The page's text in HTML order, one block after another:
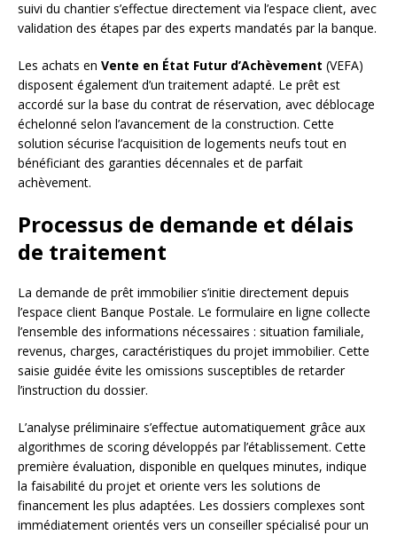
suivi du chantier s’effectue directement via l’espace client, avec
validation des étapes par des experts mandatés par la banque.
Les achats en Vente en État Futur d’Achèvement (VEFA)
disposent également d’un traitement adapté. Le prêt est
accordé sur la base du contrat de réservation, avec déblocage
échelonné selon l’avancement de la construction. Cette
solution sécurise l’acquisition de logements neufs tout en
bénéficiant des garanties décennales et de parfait
achèvement.
Processus de demande et délais
de traitement
La demande de prêt immobilier s’initie directement depuis
l’espace client Banque Postale. Le formulaire en ligne collecte
l’ensemble des informations nécessaires : situation familiale,
revenus, charges, caractéristiques du projet immobilier. Cette
saisie guidée évite les omissions susceptibles de retarder
l’instruction du dossier.
L’analyse préliminaire s’effectue automatiquement grâce aux
algorithmes de scoring développés par l’établissement. Cette
première évaluation, disponible en quelques minutes, indique
la faisabilité du projet et oriente vers les solutions de
financement les plus adaptées. Les dossiers complexes sont
immédiatement orientés vers un conseiller spécialisé pour un